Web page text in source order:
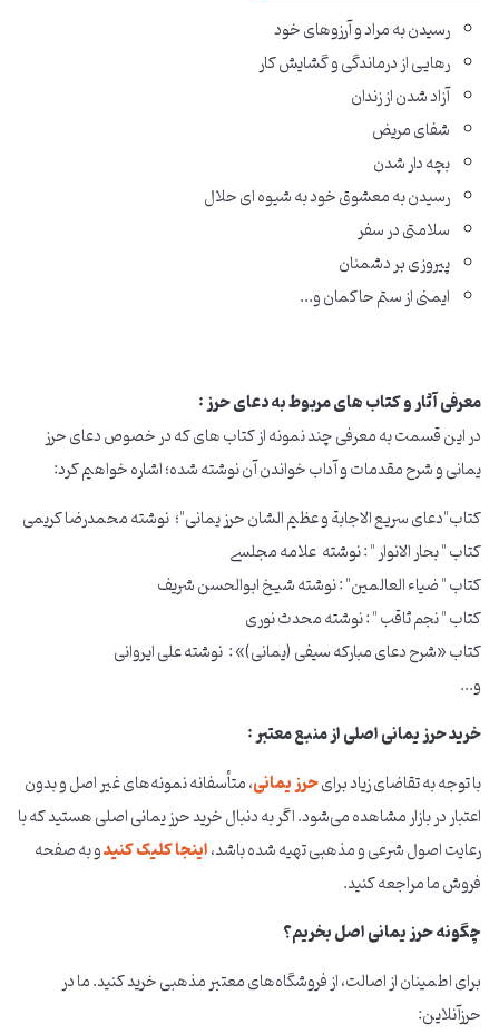
رسیدن به مراد و آرزوهای خود
رهایی از درماندگی و گشایش کار
آزاد شدن از زندان
شفای مریض
بچه ‌دار شدن
رسیدن به معشوق خود به شیوه ای حلال
سلامتی در سفر
پیروزی بر دشمنان
ایمنی از ستم حاکمان و...
معرفی آثار و کتاب های مربوط به دعای حرز :
در این قسمت به معرفی چند نمونه از کتاب های که در خصوص دعای حرز
یمانی و شرح مقدمات و آداب خواندن آن نوشته شده؛ اشاره خواهیم کرد:
کتاب"دعای سریع الاجابة و عظیم الشان حرز یمانی"؛ نوشته محمدرضا کریمی
کتاب " بحار الانوار " : نوشته علامه مجلسی
کتاب " ضیاء العالمین" : نوشته شیخ ابوالحسن شریف
کتاب " نجم ثاقب " : نوشته محدث نوری
کتاب «شرح دعای مبارکه سیفی (یمانی)» : نوشته علی ایروانی
و...
خرید حرز یمانی اصلی از منبع معتبر :
با توجه به تقاضای زیاد برایحرز یمانی، متأسفانه نمونه‌های غیر اصل و بدون
اعتبار در بازار مشاهده می‌شود. اگر به دنبال خرید حرز یمانی اصلی هستید که با
رعایت اصول شرعی و مذهبی تهیه شده باشد،اینجا کلیک کنیدو به صفحه
فروش ما مراجعه کنید.
چگونه حرز یمانی اصل بخریم؟
برای اطمینان از اصالت، از فروشگاه‌های معتبر مذهبی خرید کنید. ما در
حرزآنلاین: